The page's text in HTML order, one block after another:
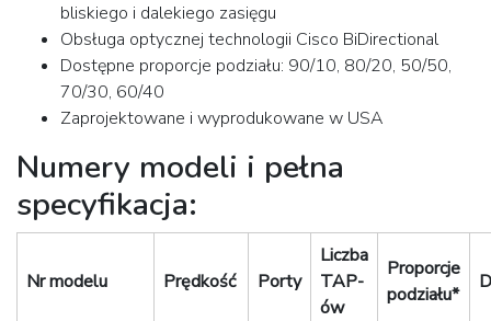
bliskiego i dalekiego zasięgu
Obsługa optycznej technologii Cisco BiDirectional
Dostępne proporcje podziału: 90/10, 80/20, 50/50,
70/30, 60/40
Zaprojektowane i wyprodukowane w USA
Numery modeli i pełna
specyfikacja:
Nr modelu Prędkość Porty
Liczba
TAP-
ów
Proporcje
podziału*